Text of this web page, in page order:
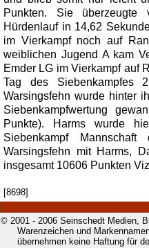
Punkten. Sie
Hürdenlauf in 14,62
im Vierkampf noch auf
weiblichen Jugend A kam
Emder LG im Vierkampf auf
Tag des Siebenkampfes
Warsingsfehn wurde hinter
Siebenkampfwertung
Punkte). Harms wurde
Siebenkampf
Warsingsfehn mit Harms,
insgesamt 10606 Punkten
[8698]
© 2001 - 2006 Seinschedt Medien,
Warenzeichen und
übernehmen keine Haftung für